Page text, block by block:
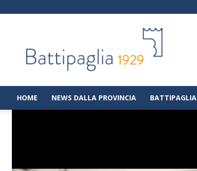
|
Notizie
dalla
città
di
HOME NEWS DALLA PROVINCIA BATTIPAGLIA